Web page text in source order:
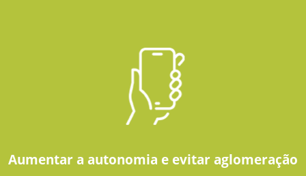
Aumentar a autonomia e evitar aglomeração